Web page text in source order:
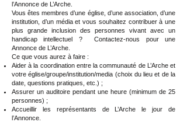
l’Annonce de L’Arche.
Vous êtes membres d’une église, d’une association, d’une
institution, d’un média et vous souhaitez contribuer à une
plus grande inclusion des personnes vivant avec un
handicap intellectuel ? Contactez-nous pour une
Annonce de L’Arche.
Ce que vous aurez à faire :
Aider à la coordination entre la communauté de L’Arche et
votre église/groupe/institution/media (choix du lieu et de la
date, questions pratiques, etc.) ;
Assurer un auditoire pendant une heure (minimum de 25
personnes) ;
Accueillir les représentants de L’Arche le jour de
l’Annonce.